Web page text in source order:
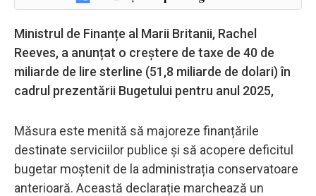
Ministrul de Finanțe al Marii Britanii, Rachel
Reeves, a anunțat o creștere de taxe de 40 de
miliarde de lire sterline (51,8 miliarde de dolari) în
cadrul prezentării Bugetului pentru anul 2025,
Măsura este menită să majoreze finanțările
destinate serviciilor publice și să acopere deficitul
bugetar moștenit de la administrația conservatoare
anterioară. Această declarație marchează un